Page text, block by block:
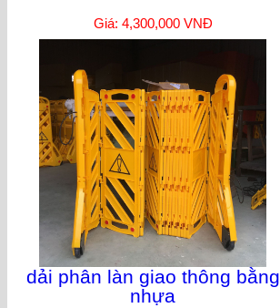
Giá: 4,300,000 VNĐ
dải phân làn giao thông bằng
nhựa